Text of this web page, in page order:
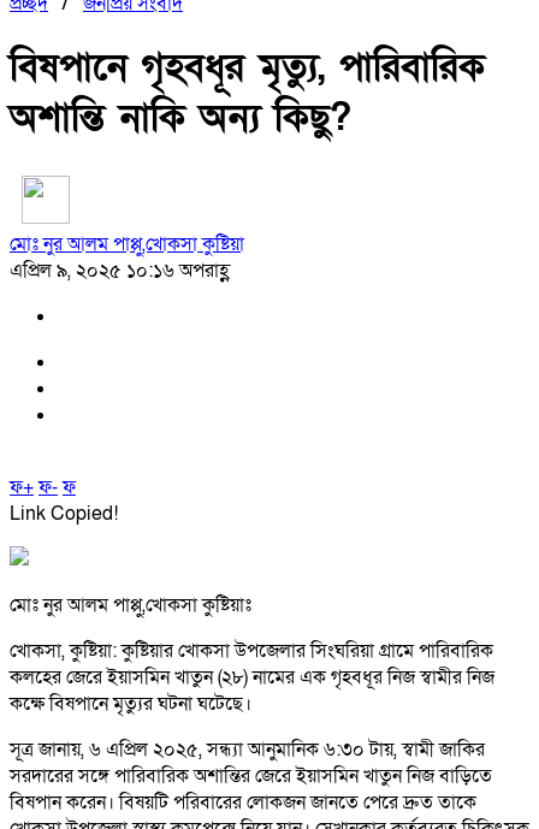
বিষপানে গৃহবধূর মৃত্যু, পারিবারিক
অশান্তি নাকি অন্য কিছু?
মোঃ নুর আলম পাপ্পু,খোকসা কুষ্টিয়া
এপ্রিল ৯, ২০২৫ ১০:১৬ অপরাহ্ণ
ফ+ফ-ফ
Link Copied!
মোঃ নুর আলম পাপ্পু,খোকসা কুষ্টিয়াঃ
খোকসা, কুষ্টিয়া: কুষ্টিয়ার খোকসা উপজেলার সিংঘরিয়া গ্রামে পারিবারিক
কলহের জেরে ইয়াসমিন খাতুন (২৮) নামের এক গৃহবধূর নিজ স্বামীর নিজ
কক্ষে বিষপানে মৃত্যুর ঘটনা ঘটেছে।
সূত্র জানায়, ৬ এপ্রিল ২০২৫, সন্ধ্যা আনুমানিক ৬:৩০ টায়, স্বামী জাকির
সরদারের সঙ্গে পারিবারিক অশান্তির জেরে ইয়াসমিন খাতুন নিজ বাড়িতে
বিষপান করেন। বিষয়টি পরিবারের লোকজন জানতে পেরে দ্রুত তাকে